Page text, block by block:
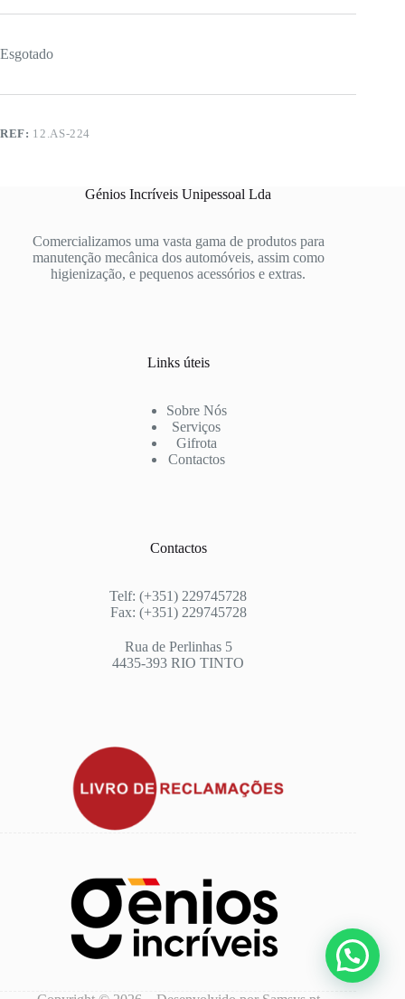
Esgotado
REF: 12.AS-224
Génios Incríveis Unipessoal Lda
Comercializamos uma vasta gama de produtos para
manutenção mecânica dos automóveis, assim como
higienização, e pequenos acessórios e extras.
Links úteis
Sobre Nós
Serviços
Gifrota
Contactos
Contactos
Telf: (+351) 229745728
Fax: (+351) 229745728
Rua de Perlinhas 5
4435-393 RIO TINTO